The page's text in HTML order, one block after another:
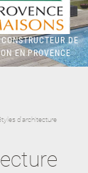
DE
EN PROVENCE
d'architecture